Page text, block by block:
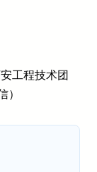
工程技术团
）